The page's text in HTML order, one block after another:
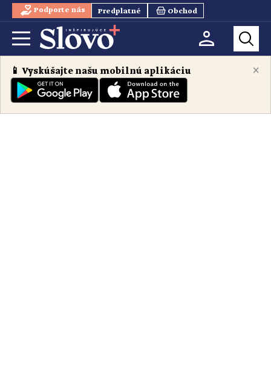
Podporte nás Predplatné Obchod
×
📱 Vyskúšajte našu mobilnú aplikáciu